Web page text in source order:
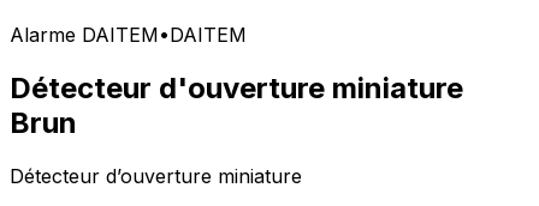
Alarme DAITEM•DAITEM
Détecteur d'ouverture miniature
Brun
Détecteur d’ouverture miniature